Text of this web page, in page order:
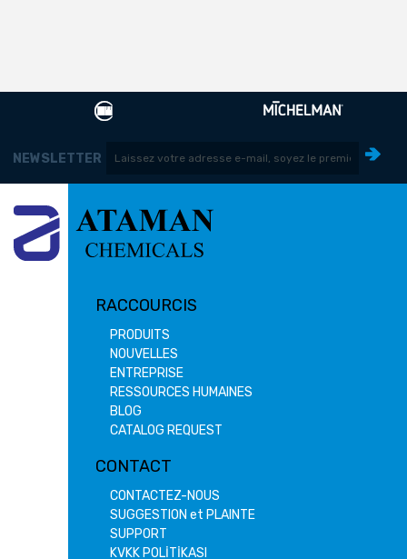
NEWSLETTER
RACCOURCIS
PRODUITS
NOUVELLES
ENTREPRISE
RESSOURCES HUMAINES
BLOG
CATALOG REQUEST
CONTACT
CONTACTEZ-NOUS
SUGGESTION et PLAINTE
SUPPORT
KVKK POLİTİKASI